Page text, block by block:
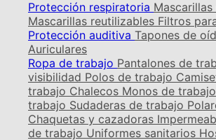
Protección respiratoria
Mascarillas reutilizables Filtros
Protección auditiva Tapones de
Auriculares
Ropa de trabajo Pantalones de
visibilidad Polos de trabajo
trabajo Chalecos Monos de trabajo
trabajo Sudaderas de trabajo
Chaquetas y cazadoras
de trabajo Uniformes sanitarios